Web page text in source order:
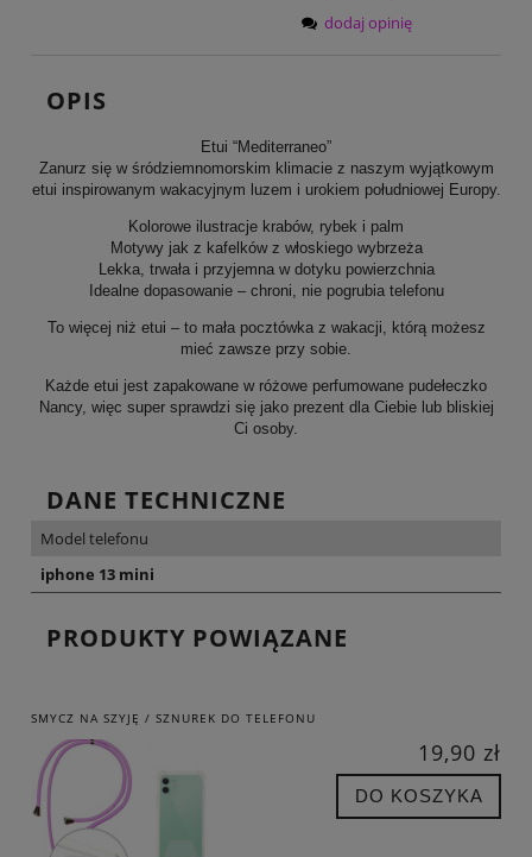
dodaj opinię
OPIS
Etui “Mediterraneo”
Zanurz się w śródziemnomorskim klimacie z naszym wyjątkowym
etui inspirowanym wakacyjnym luzem i urokiem południowej Europy.
Kolorowe ilustracje krabów, rybek i palm
Motywy jak z kafelków z włoskiego wybrzeża
Lekka, trwała i przyjemna w dotyku powierzchnia
Idealne dopasowanie – chroni, nie pogrubia telefonu
To więcej niż etui – to mała pocztówka z wakacji, którą możesz
mieć zawsze przy sobie.
Każde etui jest zapakowane w różowe perfumowane pudełeczko
Nancy, więc super sprawdzi się jako prezent dla Ciebie lub bliskiej
Ci osoby.
DANE TECHNICZNE
Model telefonu
iphone 13 mini
PRODUKTY POWIĄZANE
SMYCZ NA SZYJĘ / SZNUREK DO TELEFONU
19,90 zł
DO KOSZYKA